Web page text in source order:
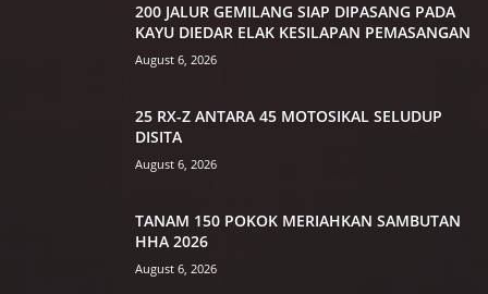
200 JALUR GEMILANG SIAP DIPASANG PADA
KAYU DIEDAR ELAK KESILAPAN PEMASANGAN
August 6, 2026
25 RX-Z ANTARA 45 MOTOSIKAL SELUDUP
DISITA
August 6, 2026
TANAM 150 POKOK MERIAHKAN SAMBUTAN
HHA 2026
August 6, 2026